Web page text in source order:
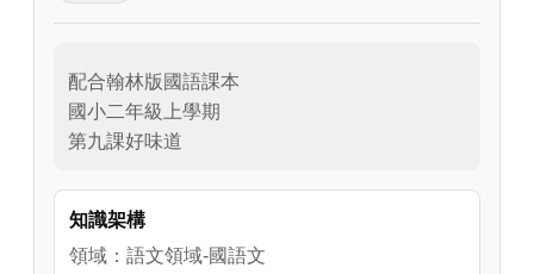
配合翰林版國語課本
國小二年級上學期
第九課好味道
知識架構
領域：語文領域-國語文